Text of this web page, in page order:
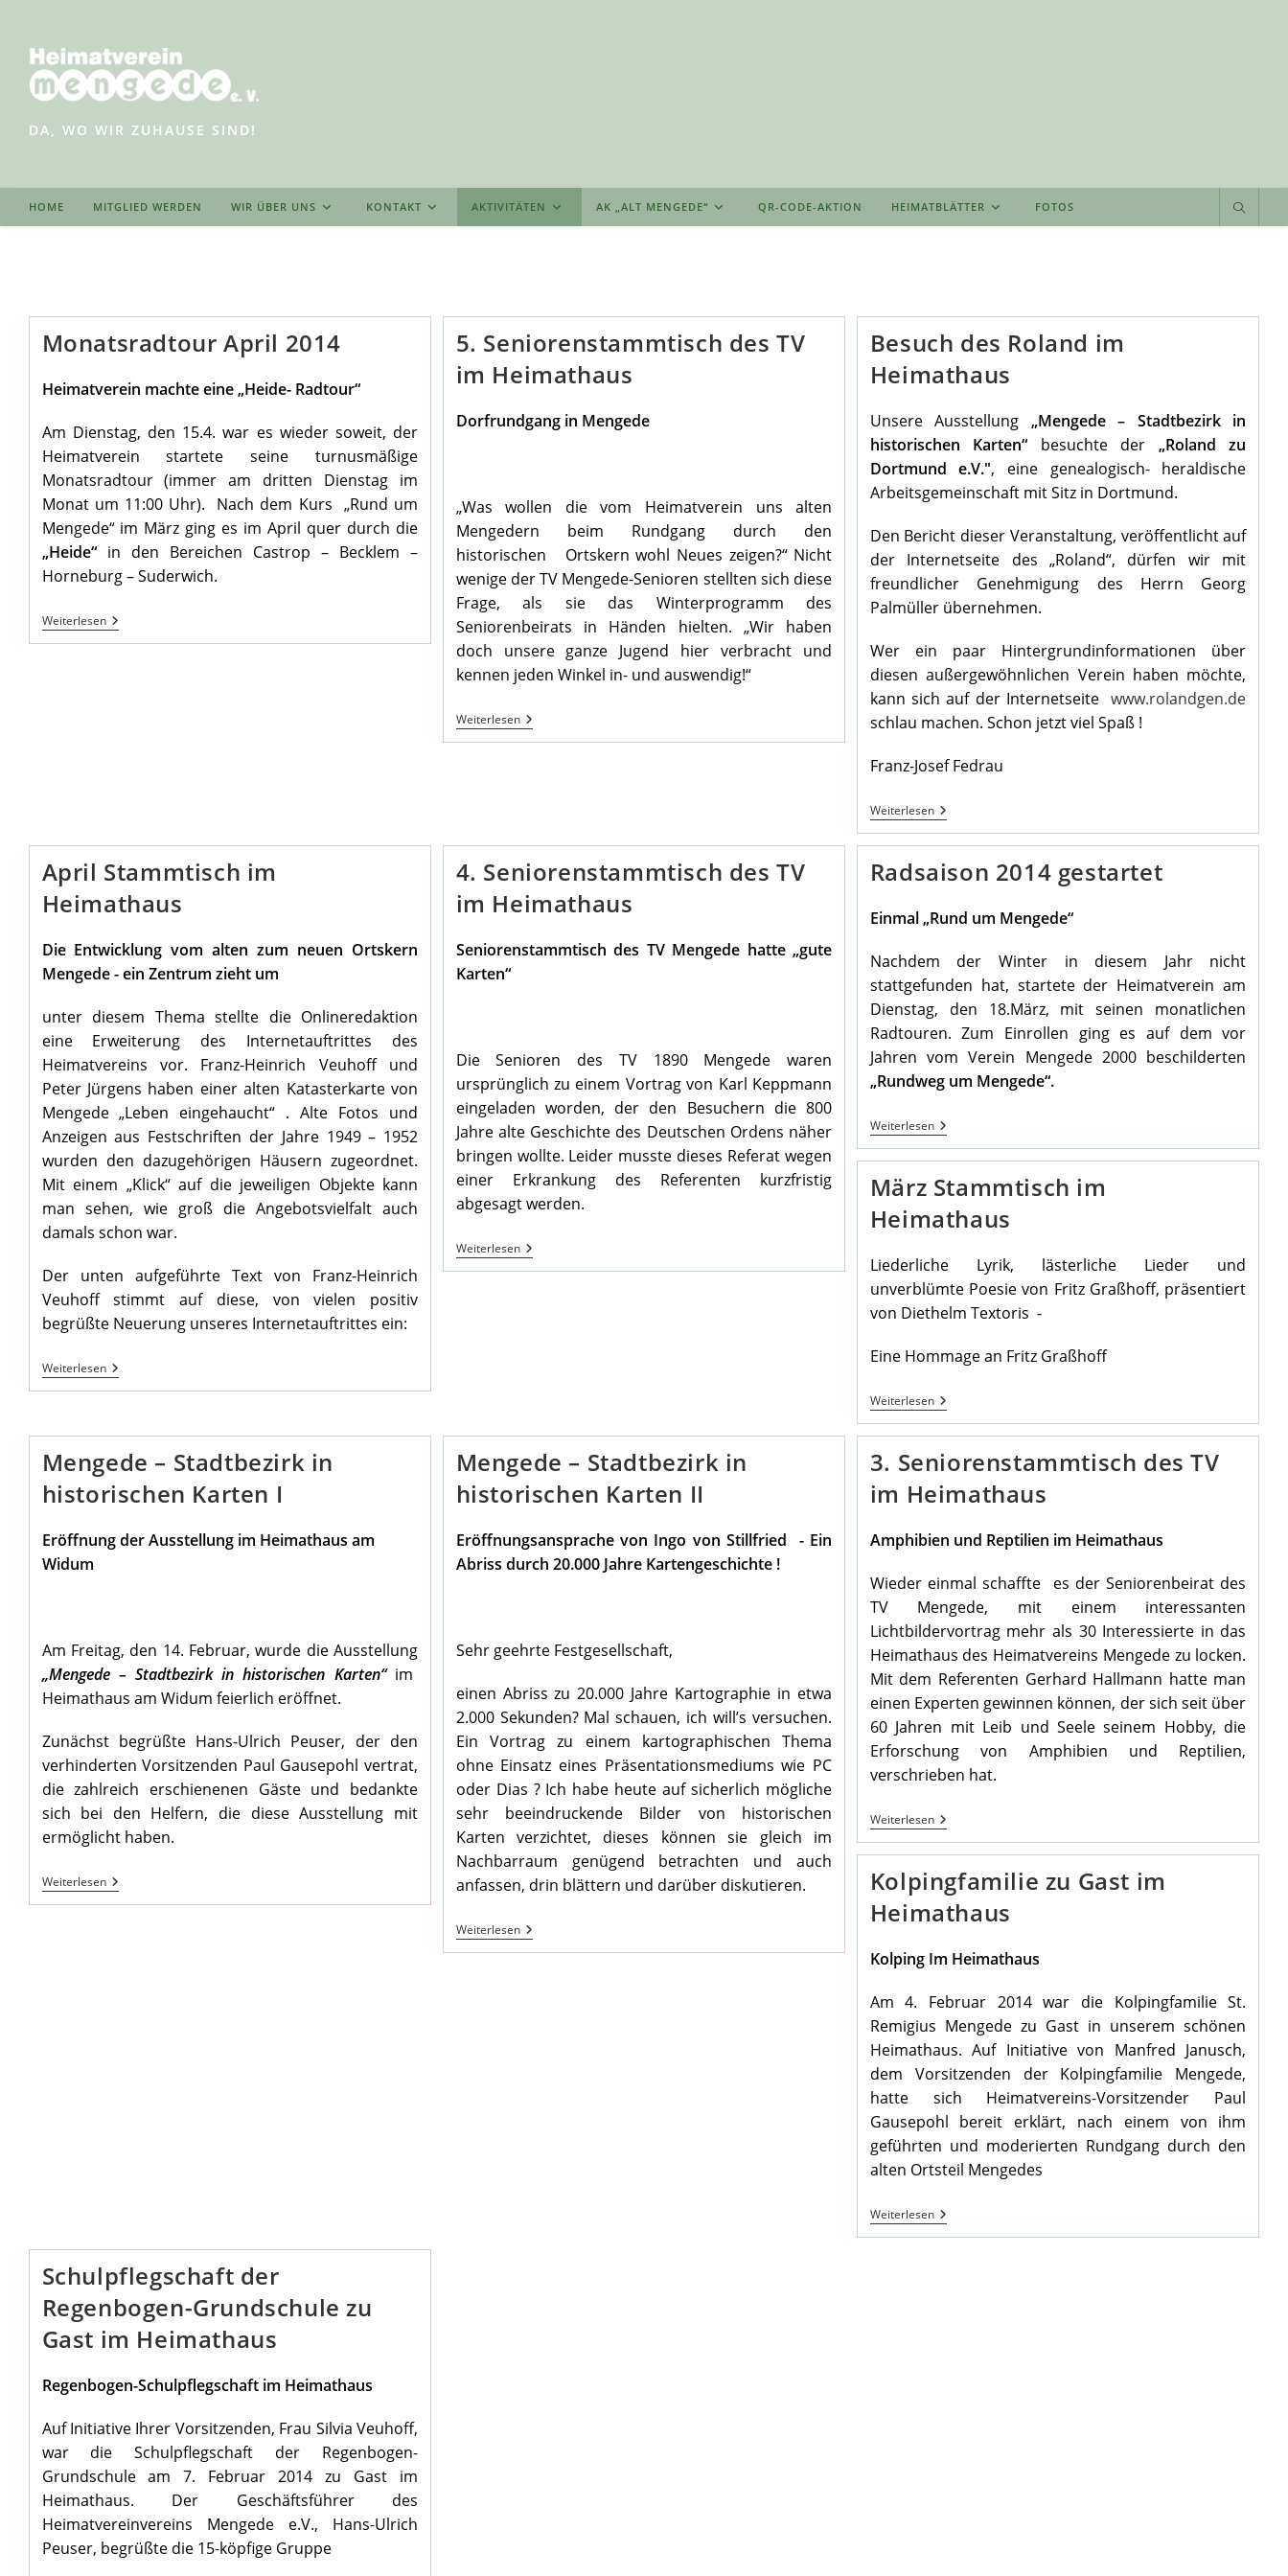
springen
DA, WO WIR ZUHAUSE SIND!
HOME MITGLIED WERDEN WIR ÜBER UNS KONTAKT AKTIVITÄTEN AK „ALT MENGEDE“ QR-CODE-AKTION HEIMATBLÄTTER FOTOS
Monatsradtour April 2014
Heimatverein machte eine „Heide- Radtour“
Am Dienstag, den 15.4. war es wieder soweit, der
Heimatverein startete seine turnusmäßige
Monatsradtour (immer am dritten Dienstag im
Monat um 11:00 Uhr). Nach dem Kurs „Rund um
Mengede“ im März ging es im April quer durch die
„Heide“in den Bereichen Castrop – Becklem –
Horneburg – Suderwich.
WeiterlesenMonatsradtour
April
5. Seniorenstammtisch des TV
im Heimathaus
Dorfrundgang in Mengede
„Was wollen die vom Heimatverein uns alten
Mengedern beim Rundgang durch den
historischen Ortskern wohl Neues zeigen?“ Nicht
wenige der TV Mengede-Senioren stellten sich diese
Frage, als sie das Winterprogramm des
Seniorenbeirats in Händen hielten. „Wir haben
doch unsere ganze Jugend hier verbracht und
kennen jeden Winkel in- und auswendig!“
Weiterlesen5.
Seniorenstammtisch
Besuch des Roland im
Heimathaus
Unsere Ausstellung „Mengede – Stadtbezirk in
historischen Karten“ besuchte der „Roland zu
Dortmund e.V.", eine genealogisch- heraldische
Arbeitsgemeinschaft mit Sitz in Dortmund.
Den Bericht dieser Veranstaltung, veröffentlicht auf
der Internetseite des „Roland“, dürfen wir mit
freundlicher Genehmigung des Herrn Georg
Palmüller übernehmen.
Wer ein paar Hintergrundinformationen über
diesen außergewöhnlichen Verein haben möchte,
kann sich auf der Internetseitewww.rolandgen.de
schlau machen. Schon jetzt viel Spaß !
Franz-Josef Fedrau
WeiterlesenBesuch
Des
Roland
Heimathaus
April Stammtisch im
Heimathaus
Die Entwicklung vom alten zum neuen Ortskern
Mengede - ein Zentrum zieht um
unter diesem Thema stellte die Onlineredaktion
eine Erweiterung des Internetauftrittes des
Heimatvereins vor. Franz-Heinrich Veuhoff und
Peter Jürgens haben einer alten Katasterkarte von
Mengede „Leben eingehaucht“ . Alte Fotos und
Anzeigen aus Festschriften der Jahre 1949 – 1952
wurden den dazugehörigen Häusern zugeordnet.
Mit einem „Klick“ auf die jeweiligen Objekte kann
man sehen, wie groß die Angebotsvielfalt auch
damals schon war.
Der unten aufgeführte Text von Franz-Heinrich
Veuhoff stimmt auf diese, von vielen positiv
begrüßte Neuerung unseres Internetauftrittes ein:
WeiterlesenApril
Stammtisch
4. Seniorenstammtisch des TV
im Heimathaus
Seniorenstammtisch des TV Mengede hatte „gute
Karten“
Die Senioren des TV 1890 Mengede waren
ursprünglich zu einem Vortrag von Karl Keppmann
eingeladen worden, der den Besuchern die 800
Jahre alte Geschichte des Deutschen Ordens näher
bringen wollte. Leider musste dieses Referat wegen
einer Erkrankung des Referenten kurzfristig
abgesagt werden.
Weiterlesen4.
Seniorenstammtisch
Radsaison 2014 gestartet
Einmal „Rund um Mengede“
Nachdem der Winter in diesem Jahr nicht
stattgefunden hat, startete der Heimatverein am
Dienstag, den 18.März, mit seinen monatlichen
Radtouren. Zum Einrollen ging es auf dem vor
Jahren vom Verein Mengede 2000 beschilderten
„Rundweg um Mengede“.
WeiterlesenRadsaison
2014
Gestartet
März Stammtisch im
Heimathaus
Liederliche Lyrik, lästerliche Lieder und
unverblümte Poesie von Fritz Graßhoff, präsentiert
von Diethelm Textoris -
Eine Hommage an Fritz Graßhoff
WeiterlesenMärz
Stammtisch
Im
Mengede – Stadtbezirk in
historischen Karten I
Eröffnung der Ausstellung im Heimathaus am
Widum
Am Freitag, den 14. Februar, wurde die Ausstellung
„Mengede – Stadtbezirk in historischen Karten“ im
Heimathaus am Widum feierlich eröffnet.
Zunächst begrüßte Hans-Ulrich Peuser, der den
verhinderten Vorsitzenden Paul Gausepohl vertrat,
die zahlreich erschienenen Gäste und bedankte
sich bei den Helfern, die diese Ausstellung mit
ermöglicht haben.
WeiterlesenMengede
–
Mengede – Stadtbezirk in
historischen Karten II
Eröffnungsansprache von Ingo von Stillfried - Ein
Abriss durch 20.000 Jahre Kartengeschichte !
Sehr geehrte Festgesellschaft,
einen Abriss zu 20.000 Jahre Kartographie in etwa
2.000 Sekunden? Mal schauen, ich will’s versuchen.
Ein Vortrag zu einem kartographischen Thema
ohne Einsatz eines Präsentationsmediums wie PC
oder Dias ? Ich habe heute auf sicherlich mögliche
sehr beeindruckende Bilder von historischen
Karten verzichtet, dieses können sie gleich im
Nachbarraum genügend betrachten und auch
anfassen, drin blättern und darüber diskutieren.
WeiterlesenMengede
–
3. Seniorenstammtisch des TV
im Heimathaus
Amphibien und Reptilien im Heimathaus
Wieder einmal schaffte es der Seniorenbeirat des
TV Mengede, mit einem interessanten
Lichtbildervortrag mehr als 30 Interessierte in das
Heimathaus des Heimatvereins Mengede zu locken.
Mit dem Referenten Gerhard Hallmann hatte man
einen Experten gewinnen können, der sich seit über
60 Jahren mit Leib und Seele seinem Hobby, die
Erforschung von Amphibien und Reptilien,
verschrieben hat.
Weiterlesen3.
Seniorenstammtisch
Des
Im
Heimathaus
Kolpingfamilie zu Gast im
Heimathaus
Kolping Im Heimathaus
Am 4. Februar 2014 war die Kolpingfamilie St.
Remigius Mengede zu Gast in unserem schönen
Heimathaus. Auf Initiative von Manfred Janusch,
dem Vorsitzenden der Kolpingfamilie Mengede,
hatte sich Heimatvereins-Vorsitzender Paul
Gausepohl bereit erklärt, nach einem von ihm
geführten und moderierten Rundgang durch den
alten Ortsteil Mengedes
WeiterlesenKolpingfamilie
Zu
Schulpflegschaft der
Regenbogen-Grundschule zu
Gast im Heimathaus
Regenbogen-Schulpflegschaft im Heimathaus
Auf Initiative Ihrer Vorsitzenden, Frau Silvia Veuhoff,
war die Schulpflegschaft der Regenbogen-
Grundschule am 7. Februar 2014 zu Gast im
Heimathaus. Der Geschäftsführer des
Heimatvereinvereins Mengede e.V., Hans-Ulrich
Peuser, begrüßte die 15-köpfige Gruppe